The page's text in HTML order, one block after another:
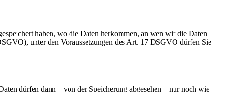
haben, wo die Daten herkommen, an wen wir die Daten
unter den Voraussetzungen des Art. 17 DSGVO dürfen Sie
dürfen dann – von der Speicherung abgesehen – nur noch wie